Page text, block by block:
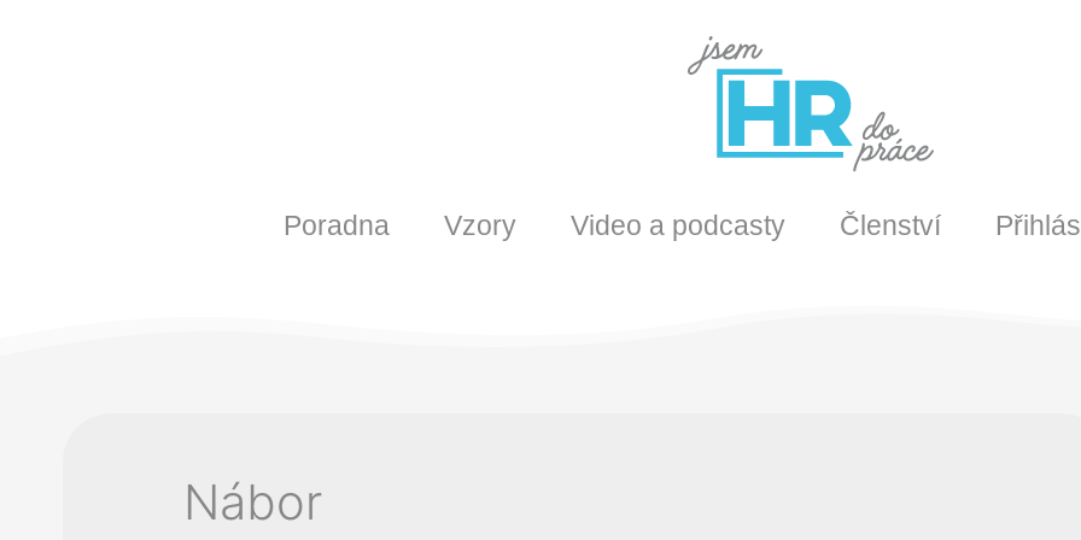
Poradna Vzory Video a podcasty Členství
Nábor